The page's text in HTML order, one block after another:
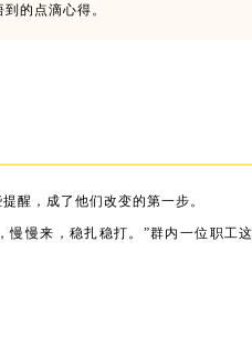
的点滴心得。
，成了他们改变的第一步。
慢慢来，稳扎稳打。”群内一位职工